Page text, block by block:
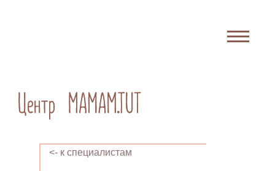
<- к специалистам